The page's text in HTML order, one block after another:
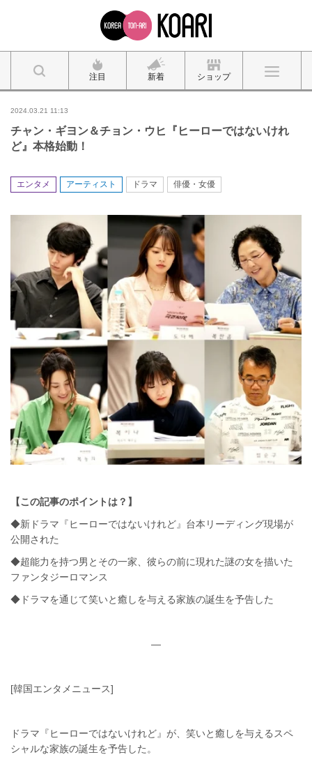
注目 新着 ショップ
2024.03.21 11:13
チャン・ギヨン＆チョン・ウヒ『ヒーローではないけれ
ど』本格始動！
エンタメ アーティスト ドラマ 俳優・女優
【この記事のポイントは？】
◆新ドラマ『ヒーローではないけれど』台本リーディング現場が
公開された
◆超能力を持つ男とその一家、彼らの前に現れた謎の女を描いた
ファンタジーロマンス
◆ドラマを通じて笑いと癒しを与える家族の誕生を予告した
—
[韓国エンタメニュース]
ドラマ『ヒーローではないけれど』が、笑いと癒しを与えるスペ
シャルな家族の誕生を予告した。